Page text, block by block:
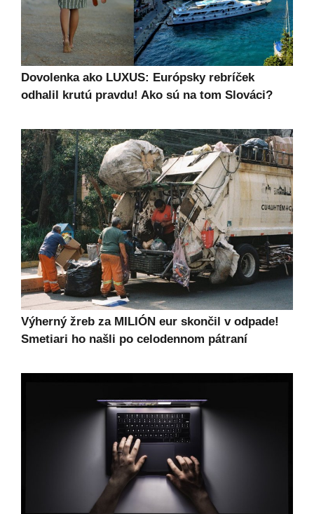
Dovolenka ako LUXUS: Európsky rebríček
odhalil krutú pravdu! Ako sú na tom Slováci?
Výherný žreb za MILIÓN eur skončil v odpade!
Smetiari ho našli po celodennom pátraní